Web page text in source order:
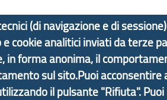
di Genova | CF: 80007350103
Note Legali Contatti
(di navigazione e di
cookie analitici inviati da terze
in forma anonima, il
sul sito.Puoi
il pulsante "Rifiuta".